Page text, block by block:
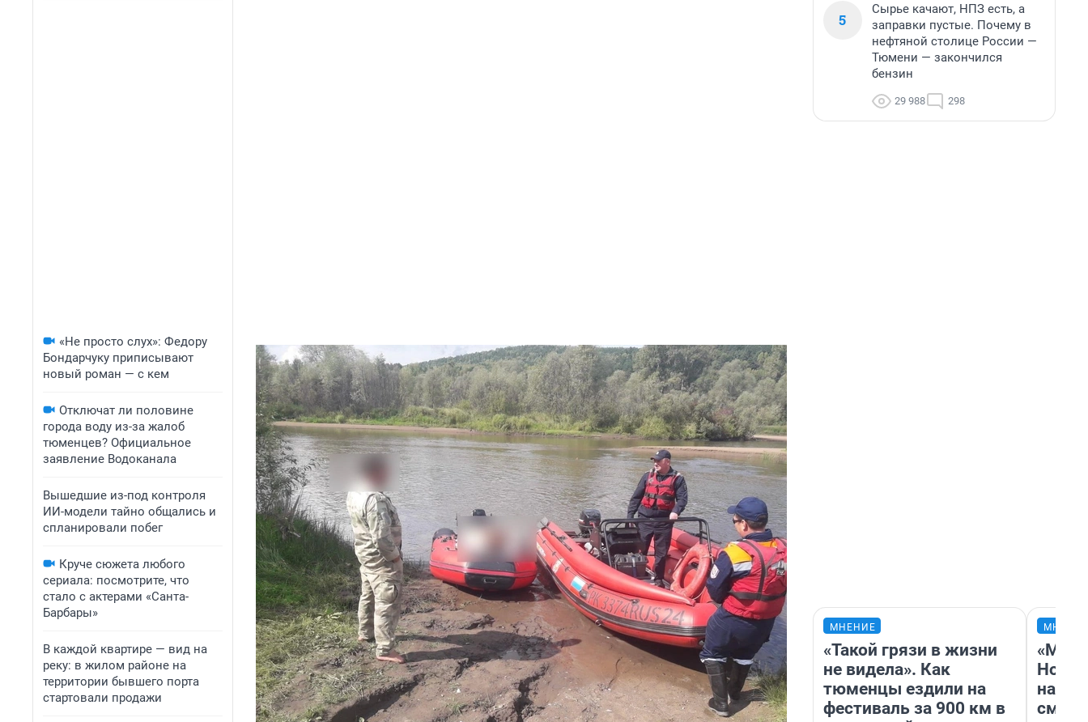
«Не просто слух»: Федору
Бондарчуку приписывают
новый роман — с кем
Отключат ли половине
города воду из-за жалоб
тюменцев? Официальное
заявление Водоканала
Вышедшие из-под контроля
ИИ-модели тайно общались и
спланировали побег
Круче сюжета любого
сериала: посмотрите, что
стало с актерами «Санта-
Барбары»
В каждой квартире — вид на
реку: в жилом районе на
территории бывшего порта
стартовали продажи
5
Сырье качают, НПЗ есть, а
заправки пустые. Почему в
нефтяной столице России —
Тюмени — закончился
бензин
29 988 298
МНЕНИЕ
«Такой грязи в жизни
не видела». Как
тюменцы ездили на
фестиваль за 900 км в
«Мы